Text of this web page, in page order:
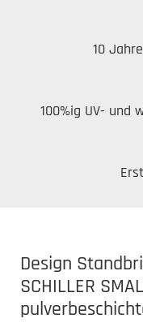
10
100%ig UV- und
Design
SCHILLER